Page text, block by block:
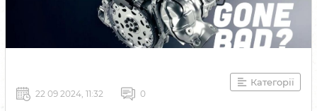
Категорії
22 09 2024, 11:32 0